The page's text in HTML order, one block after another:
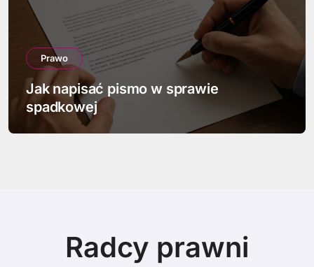
Prawo
Jak napisać pismo w sprawie
spadkowej
Radcy prawni